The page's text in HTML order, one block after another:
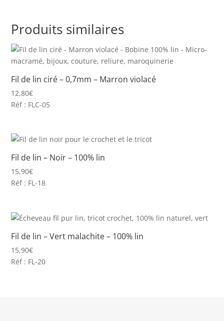
Produits similaires
Fil de lin ciré – 0,7mm – Marron violacé
12,80€
Réf : FLC-05
Fil de lin – Noir – 100% lin
15,90€
Réf : FL-18
Fil de lin – Vert malachite – 100% lin
15,90€
Réf : FL-20